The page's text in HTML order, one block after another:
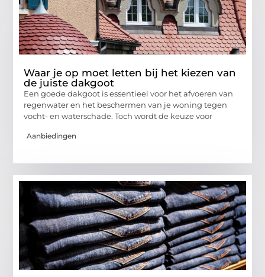
Waar je op moet letten bij het kiezen van
de juiste dakgoot
Een goede dakgoot is essentieel voor het afvoeren van
regenwater en het beschermen van je woning tegen
vocht- en waterschade. Toch wordt de keuze voor
Aanbiedingen